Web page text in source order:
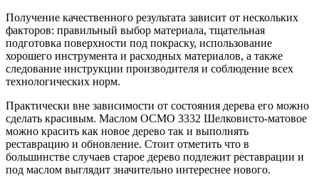
Получение качественного результата зависит от нескольких
факторов: правильный выбор материала, тщательная
подготовка поверхности под покраску, использование
хорошего инструмента и расходных материалов, а также
следование инструкции производителя и соблюдение всех
технологических норм.
Практически вне зависимости от состояния дерева его можно
сделать красивым. Маслом ОСМО 3332 Шелковисто-матовое
можно красить как новое дерево так и выполнять
реставрацию и обновление. Стоит отметить что в
большинстве случаев старое дерево подлежит реставрации и
под маслом выглядит значительно интереснее нового.